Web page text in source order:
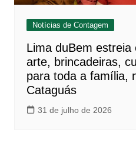
Notícias de Contagem
Lima duBem
arte, brincadeiras,
para toda a família,
Cataguás
31 de julho de 2026